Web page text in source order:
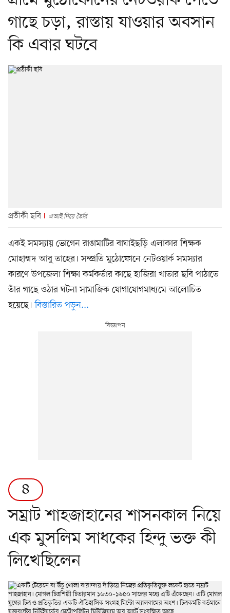
গাছে চড়া, রাস্তায় যাওয়ার অবসান
কি এবার ঘটবে
প্রতীকী ছবি এআই দিয়ে তৈরি
একই সমস্যায় ভোগেন রাঙামাটির বাঘাইছড়ি এলাকার শিক্ষক
মোহাম্মদ আবু তাহের। সম্প্রতি মুঠোফোনে নেটওয়ার্ক সমস্যার
কারণে উপজেলা শিক্ষা কর্মকর্তার কাছে হাজিরা খাতার ছবি পাঠাতে
তাঁর গাছে ওঠার ঘটনা সামাজিক যোগাযোগমাধ্যমে আলোচিত
হয়েছে।বিস্তারিত পড়ুন...
৪
সম্রাট শাহজাহানের শাসনকাল নিয়ে
এক মুসলিম সাধকের হিন্দু ভক্ত কী
লিখেছিলেন